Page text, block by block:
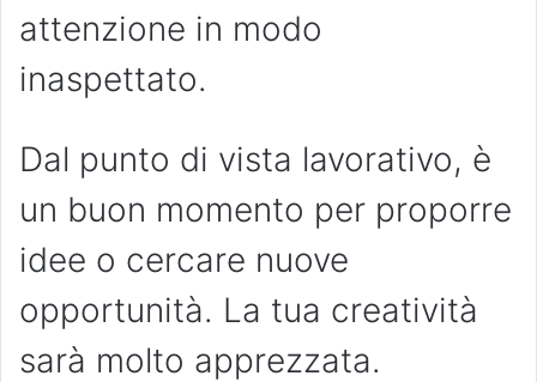
attenzione in modo
inaspettato.
Dal punto di vista lavorativo, è
un buon momento per proporre
idee o cercare nuove
opportunità. La tua creatività
sarà molto apprezzata.